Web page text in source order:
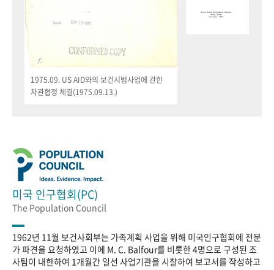
1975.09. US AID와의 보건시범사업에 관한
차관협정 체결(1975.09.13.)
미국 인구협회(PC)
The Population Council
1962년 11월 보건사회부는 가족계획 사업을 위해 미국인구협회에 전문
가 파견을 요청하였고 이에 M. C. Balfour를 비롯한 4명으로 구성된 조
사팀이 내한하여 1개월간 일선 사업기관을 시찰하여 보고서를 작성하고